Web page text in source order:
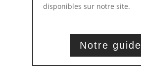
disponibles sur notre site.
Notre guide